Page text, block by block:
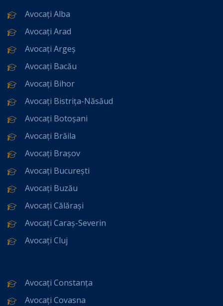
Avocați Alba
Avocați Arad
Avocați Argeș
Avocați Bacău
Avocați Bihor
Avocați Bistrița-Năsăud
Avocați Botoșani
Avocați Brăila
Avocați Brașov
Avocați București
Avocați Buzău
Avocați Călărași
Avocați Caraș-Severin
Avocați Cluj
Avocați Constanța
Avocați Covasna